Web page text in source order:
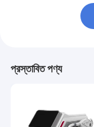
প্রস্তাবিত পণ্য